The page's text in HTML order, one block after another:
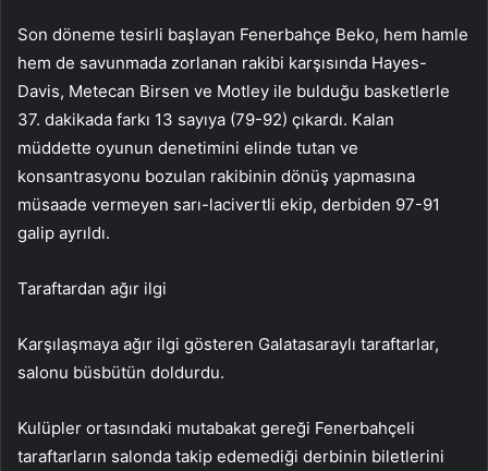
Son döneme tesirli başlayan Fenerbahçe Beko, hem hamle
hem de savunmada zorlanan rakibi karşısında Hayes-
Davis, Metecan Birsen ve Motley ile bulduğu basketlerle
37. dakikada farkı 13 sayıya (79-92) çıkardı. Kalan
müddette oyunun denetimini elinde tutan ve
konsantrasyonu bozulan rakibinin dönüş yapmasına
müsaade vermeyen sarı-lacivertli ekip, derbiden 97-91
galip ayrıldı.
Taraftardan ağır ilgi
Karşılaşmaya ağır ilgi gösteren Galatasaraylı taraftarlar,
salonu büsbütün doldurdu.
Kulüpler ortasındaki mutabakat gereği Fenerbahçeli
taraftarların salonda takip edemediği derbinin biletlerini